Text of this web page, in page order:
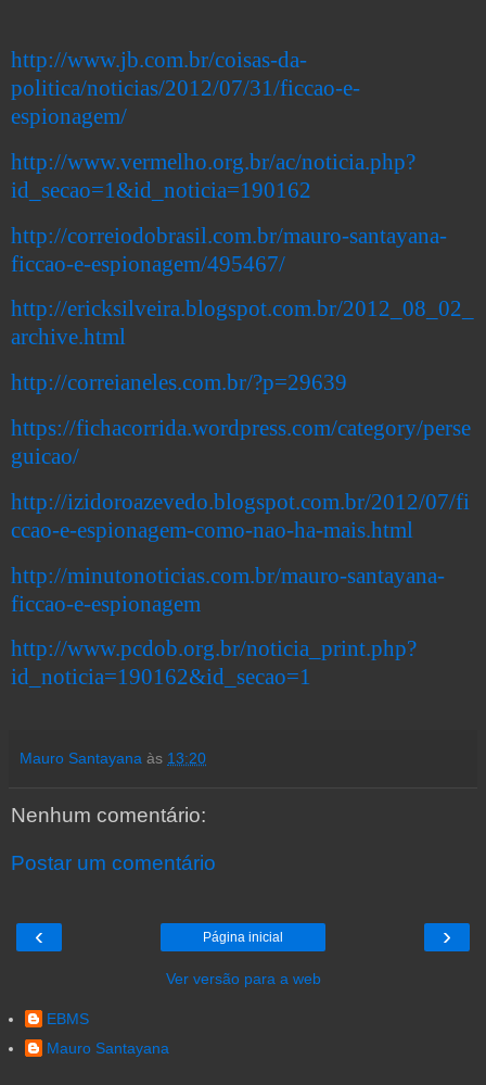
http://www.jb.com.br/coisas-da-
politica/noticias/2012/07/31/ficcao-e-
espionagem/
http://www.vermelho.org.br/ac/noticia.php?
id_secao=1&id_noticia=190162
http://correiodobrasil.com.br/mauro-santayana-
ficcao-e-espionagem/495467/
http://ericksilveira.blogspot.com.br/2012_08_02_
archive.html
http://correianeles.com.br/?p=29639
https://fichacorrida.wordpress.com/category/perse
guicao/
http://izidoroazevedo.blogspot.com.br/2012/07/fi
ccao-e-espionagem-como-nao-ha-mais.html
http://minutonoticias.com.br/mauro-santayana-
ficcao-e-espionagem
http://www.pcdob.org.br/noticia_print.php?
id_noticia=190162&id_secao=1
Mauro Santayana às 13:20
Nenhum comentário:
Postar um comentário
‹ ›
Página inicial
Ver versão para a web
EBMS
Mauro Santayana